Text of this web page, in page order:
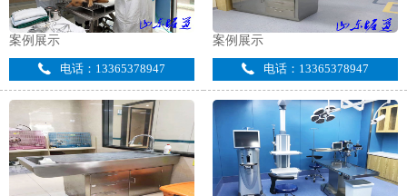
案例展示
电话：13365378947
案例展示
电话：13365378947